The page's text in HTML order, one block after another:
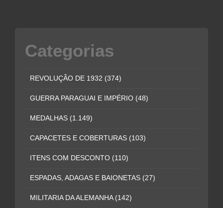
Categorias
REVOLUÇÃO DE 1932 (374)
GUERRA PARAGUAI E IMPÉRIO (48)
MEDALHAS (1.149)
CAPACETES E COBERTURAS (103)
ITENS COM DESCONTO (110)
ESPADAS, ADAGAS E BAIONETAS (27)
MILITARIA DA ALEMANHA (142)